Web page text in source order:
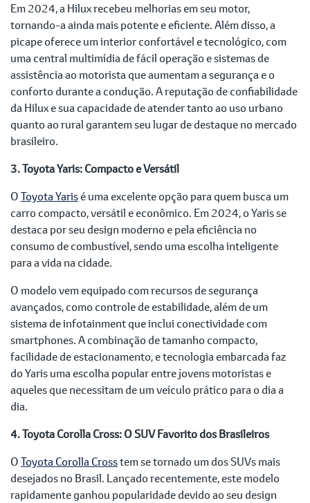
Em 2024, a Hilux recebeu melhorias em seu motor,
tornando-a ainda mais potente e eficiente. Além disso, a
picape oferece um interior confortável e tecnológico, com
uma central multimídia de fácil operação e sistemas de
assistência ao motorista que aumentam a segurança e o
conforto durante a condução. A reputação de confiabilidade
da Hilux e sua capacidade de atender tanto ao uso urbano
quanto ao rural garantem seu lugar de destaque no mercado
brasileiro.
3. Toyota Yaris: Compacto e Versátil
OToyota Yarisé uma excelente opção para quem busca um
carro compacto, versátil e econômico. Em 2024, o Yaris se
destaca por seu design moderno e pela eficiência no
consumo de combustível, sendo uma escolha inteligente
para a vida na cidade.
O modelo vem equipado com recursos de segurança
avançados, como controle de estabilidade, além de um
sistema de infotainment que inclui conectividade com
smartphones. A combinação de tamanho compacto,
facilidade de estacionamento, e tecnologia embarcada faz
do Yaris uma escolha popular entre jovens motoristas e
aqueles que necessitam de um veículo prático para o dia a
dia.
4. Toyota Corolla Cross: O SUV Favorito dos Brasileiros
OToyota Corolla Crosstem se tornado um dos SUVs mais
desejados no Brasil. Lançado recentemente, este modelo
rapidamente ganhou popularidade devido ao seu design